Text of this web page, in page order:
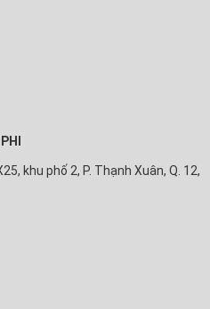
khu phố 2, P. Thạnh Xuân, Q. 12,